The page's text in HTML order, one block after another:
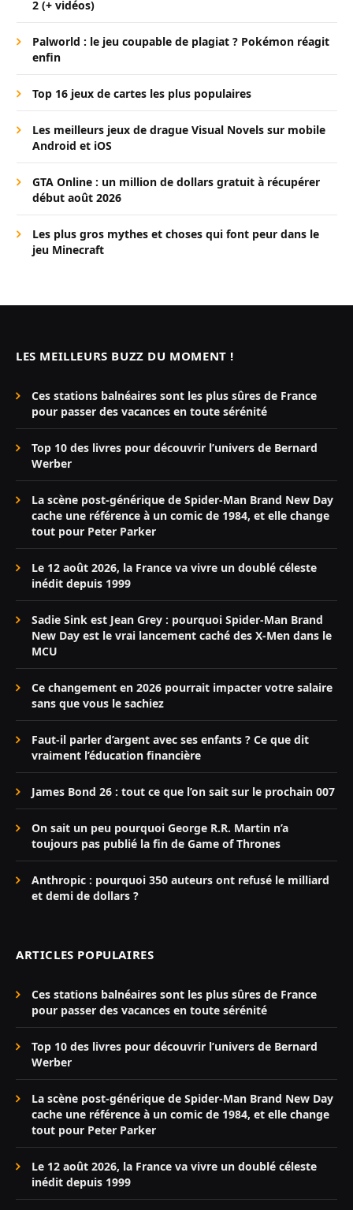
2 (+ vidéos)
Palworld : le jeu coupable de plagiat ? Pokémon réagit
enfin
Top 16 jeux de cartes les plus populaires
Les meilleurs jeux de drague Visual Novels sur mobile
Android et iOS
GTA Online : un million de dollars gratuit à récupérer
début août 2026
Les plus gros mythes et choses qui font peur dans le
jeu Minecraft
LES MEILLEURS BUZZ DU MOMENT !
Ces stations balnéaires sont les plus sûres de France
pour passer des vacances en toute sérénité
Top 10 des livres pour découvrir l’univers de Bernard
Werber
La scène post-générique de Spider-Man Brand New Day
cache une référence à un comic de 1984, et elle change
tout pour Peter Parker
Le 12 août 2026, la France va vivre un doublé céleste
inédit depuis 1999
Sadie Sink est Jean Grey : pourquoi Spider-Man Brand
New Day est le vrai lancement caché des X-Men dans le
MCU
Ce changement en 2026 pourrait impacter votre salaire
sans que vous le sachiez
Faut-il parler d’argent avec ses enfants ? Ce que dit
vraiment l’éducation financière
James Bond 26 : tout ce que l’on sait sur le prochain 007
On sait un peu pourquoi George R.R. Martin n’a
toujours pas publié la fin de Game of Thrones
Anthropic : pourquoi 350 auteurs ont refusé le milliard
et demi de dollars ?
ARTICLES POPULAIRES
Ces stations balnéaires sont les plus sûres de France
pour passer des vacances en toute sérénité
Top 10 des livres pour découvrir l’univers de Bernard
Werber
La scène post-générique de Spider-Man Brand New Day
cache une référence à un comic de 1984, et elle change
tout pour Peter Parker
Le 12 août 2026, la France va vivre un doublé céleste
inédit depuis 1999